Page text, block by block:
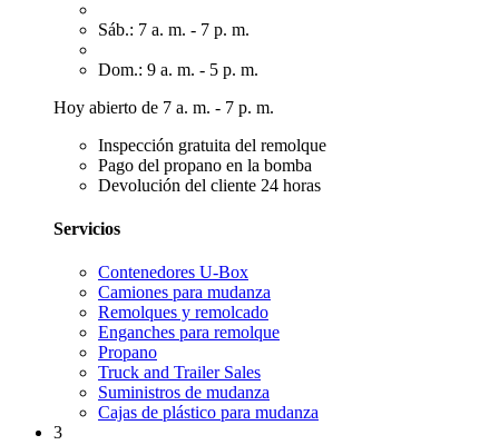
Sáb.: 7 a. m. - 7 p. m.
Dom.: 9 a. m. - 5 p. m.
Hoy abierto de 7 a. m. - 7 p. m.
Inspección gratuita del remolque
Pago del propano en la bomba
Devolución del cliente 24 horas
Servicios
Contenedores U-Box
Camiones para mudanza
Remolques y remolcado
Enganches para remolque
Propano
Truck and Trailer Sales
Suministros de mudanza
Cajas de plástico para mudanza
3